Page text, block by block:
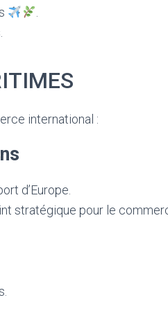
international :
d’Europe.
stratégique pour le